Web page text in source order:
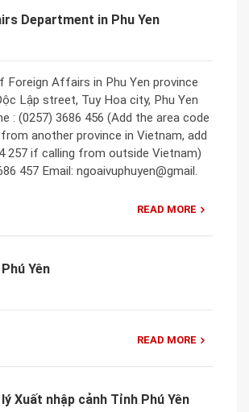
Department in Phu Yen
Foreign Affairs in Phu Yen province
Lập street, Tuy Hoa city, Phu Yen
: (0257) 3686 456 (Add the area code
another province in Vietnam, add
257 if calling from outside Vietnam)
457 Email: ngoaivuphuyen@gmail.
READ MORE
Yên
READ MORE
Xuất nhập cảnh Tỉnh Phú Yên